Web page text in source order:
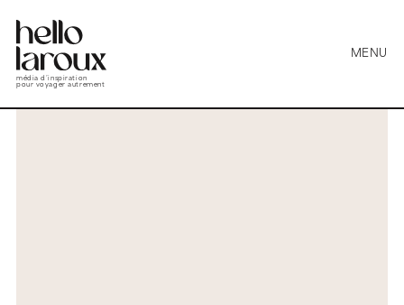
média d’inspiration
pour voyager autrement
MENU